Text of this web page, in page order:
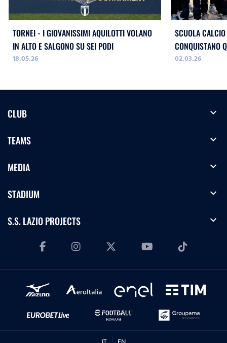
TORNEI - I GIOVANISSIMI AQUILOTTI VOLANO
IN ALTO E SALGONO SU SEI PODI
18.05.26
SCUOLA
CONQUISTANO
02.03.26
CLUB expand_more
TEAMS expand_more
MEDIA expand_more
STADIUM expand_more
S.S. LAZIO PROJECTS expand_more